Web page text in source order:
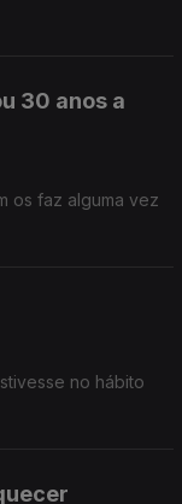
30 anos a
os faz alguma vez
no hábito